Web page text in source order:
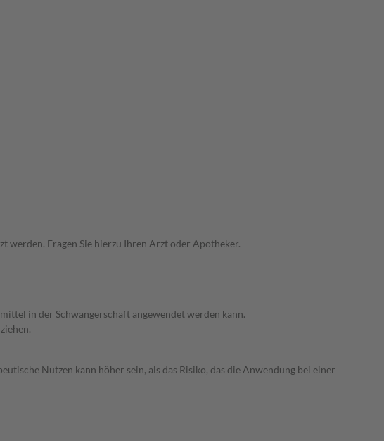
werden. Fragen Sie hierzu Ihren Arzt oder Apotheker.
in der Schwangerschaft angewendet werden kann.
Nutzen kann höher sein, als das Risiko, das die Anwendung bei einer